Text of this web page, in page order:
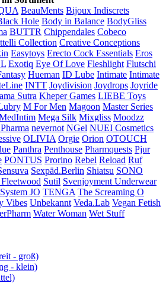
BeauMents Bijoux Indiscrets
Hole Body in Balance BodyGliss
BUTTR Chippendales Cobeco
Collection Creative Conceptions
Easytoys Erecto Cock Essentials Eros
Exotiq Eye Of Love Fleshlight Flutschi
Hueman ID Lube Intimate Intimate
INTT Joydivision Joydrops Joyride
Sutra Kheper Games LIEBE Toys
M For Men Magoon Master Series
Mega Silk Mixgliss Moodzz
nevernot NGel NUEI Cosmetics
OLIVIA Orgie Orion OTOUCH
Panthra Penthouse Pharmquests Pjur
PONTUS Prorino Rebel Reload Ruf
Sexpäd.Berlin Shiatsu SONO
Sutil Svenjoyment Underwear
System JO TENGA The Screaming O
Vibes Unbekannt Veda.Lab Vegan Fetish
Water Woman Wet Stuff
- groß)
- klein)